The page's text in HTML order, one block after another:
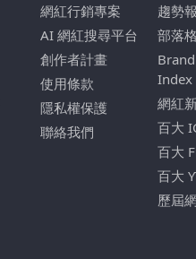
網紅行銷專案
AI 網紅搜尋平台
創作者計畫
使用條款
隱私權保護
聯絡我們
趨勢
部落格
Index
網紅
百大
百大
百大
歷屆